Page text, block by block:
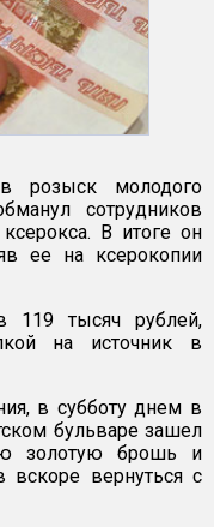
розыск молодого
сотрудников
В итоге он
ее на ксерокопии
119 тысяч рублей,
на источник в
в субботу днем в
бульваре зашел
золотую брошь и
вскоре вернуться с